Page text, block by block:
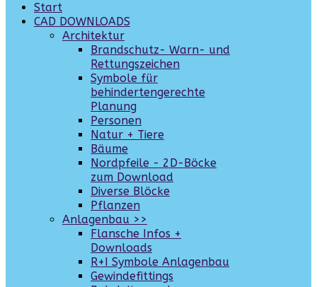
Start
CAD DOWNLOADS
Architektur
Brandschutz- Warn- und
Rettungszeichen
Symbole für
behindertengerechte
Planung
Personen
Natur + Tiere
Bäume
Nordpfeile - 2D-Böcke
zum Download
Diverse Blöcke
Pflanzen
Anlagenbau >>
Flansche Infos +
Downloads
R+I Symbole Anlagenbau
Gewindefittings